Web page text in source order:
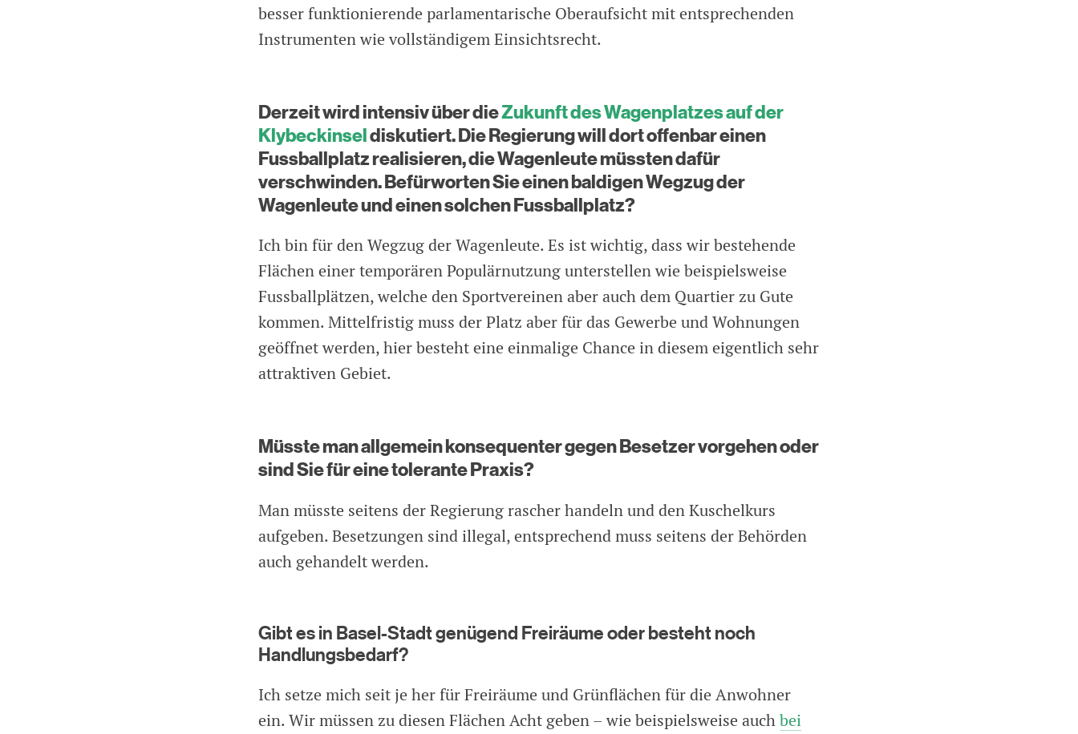
besser funktionierende parlamentarische Oberaufsicht mit entsprechenden
Instrumenten wie vollständigem Einsichtsrecht.
Derzeit wird intensiv über dieZukunft des Wagenplatzes auf der
Klybeckinseldiskutiert. Die Regierung will dort offenbar einen
Fussballplatz realisieren, die Wagenleute müssten dafür
verschwinden. Befürworten Sie einen baldigen Wegzug der
Wagenleute und einen solchen Fussballplatz?
Ich bin für den Wegzug der Wagenleute. Es ist wichtig, dass wir bestehende
Flächen einer temporären Populärnutzung unterstellen wie beispielsweise
Fussballplätzen, welche den Sportvereinen aber auch dem Quartier zu Gute
kommen. Mittelfristig muss der Platz aber für das Gewerbe und Wohnungen
geöffnet werden, hier besteht eine einmalige Chance in diesem eigentlich sehr
attraktiven Gebiet.
Müsste man allgemein konsequenter gegen Besetzer vorgehen oder
sind Sie für eine tolerante Praxis?
Man müsste seitens der Regierung rascher handeln und den Kuschelkurs
aufgeben. Besetzungen sind illegal, entsprechend muss seitens der Behörden
auch gehandelt werden.
Gibt es in Basel-Stadt genügend Freiräume oder besteht noch
Handlungsbedarf?
Ich setze mich seit je her für Freiräume und Grünflächen für die Anwohner
ein. Wir müssen zu diesen Flächen Acht geben – wie beispielsweise auchbei